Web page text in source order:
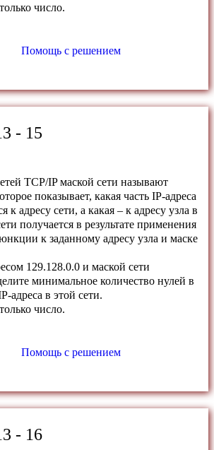
число.
Помощь с решением
- 15
TCP/IP маской сети называют
показывает, какая часть IP-адреса
к адресу сети, а какая – к адресу узла в
получается в результате применения
к заданному адресу узла и маске
129.128.0.0 и маской сети
минимальное количество нулей в
адреса в этой сети.
число.
Помощь с решением
- 16